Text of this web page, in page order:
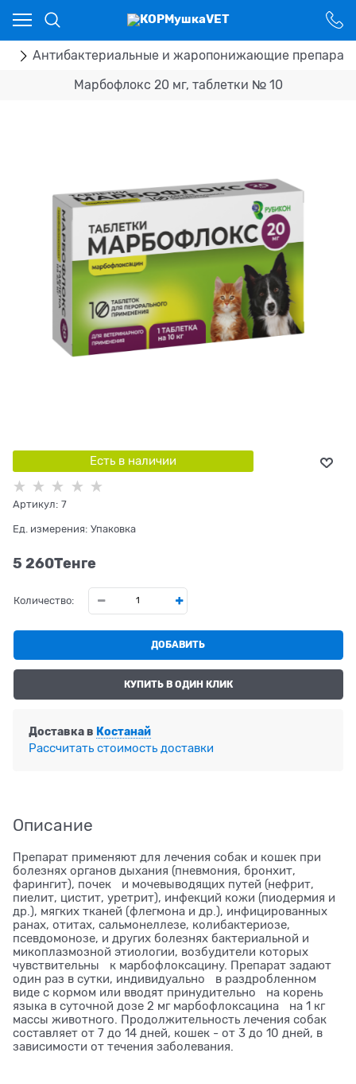
Антибактериальные и жаропонижающие
Марбофлокс 20 мг, таблетки № 10
Есть в наличии
Артикул: 7
Ед. измерения: Упаковка
5 260Tенге
Количество:
ДОБАВИТЬ
КУПИТЬ В ОДИН КЛИК
Доставка в Костанай
Рассчитать стоимость доставки
Описание
Препарат применяют для лечения собак и кошек при
болезнях органов дыхания (пневмония, бронхит,
фарингит), почек и мочевыводящих путей (нефрит,
пиелит, цистит, уретрит), инфекций кожи (пиодермия и
др.), мягких тканей (флегмона и др.), инфицированных
ранах, отитах, сальмонеллезе, колибактериозе,
псевдомонозе, и других болезнях бактериальной и
микоплазмозной этиологии, возбудители которых
чувствительны к марбофлоксацину. Препарат задают
один раз в сутки, индивидуально в раздробленном
виде с кормом или вводят принудительно на корень
языка в суточной дозе 2 мг марбофлоксацина на 1 кг
массы животного. Продолжительность лечения собак
составляет от 7 до 14 дней, кошек - от 3 до 10 дней, в
зависимости от течения заболевания.
Ваш город - Костанай,
угадали?